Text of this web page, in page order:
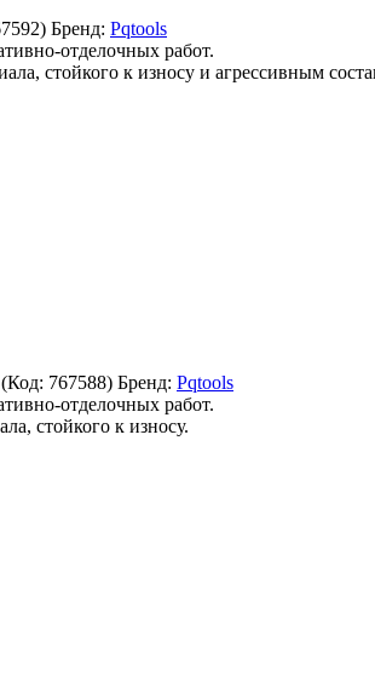
) Бренд: Pqtools
отделочных работ.
стойкого к износу и агрессивным
(Код: 767588) Бренд: Pqtools
отделочных работ.
стойкого к износу.